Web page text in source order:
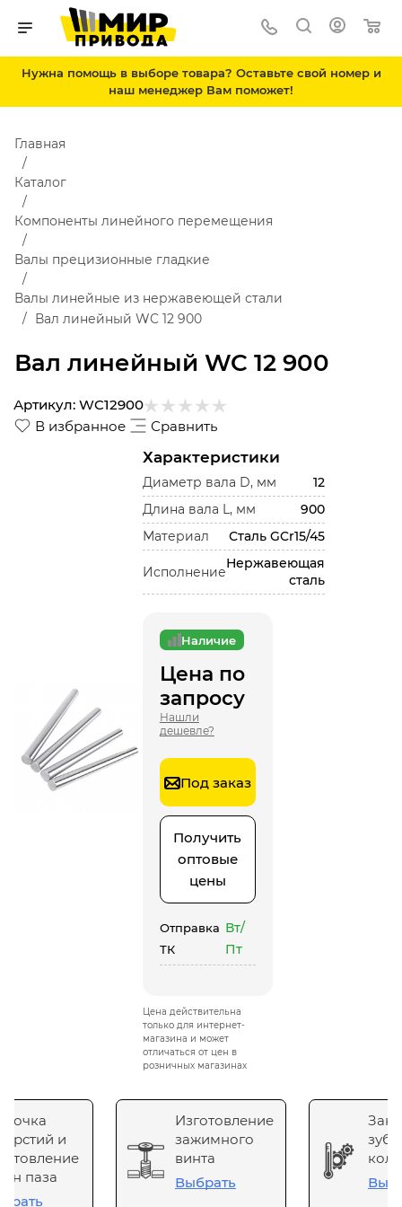
Нужна помощь в выборе товара? Оставьте свой номер и
наш менеджер Вам поможет!
Вал линейный WC 12 900
Главная
Каталог
Компоненты линейного перемещения
Валы прецизионные гладкие
Валы линейные из нержавеющей стали
Вал линейный WC 12 900
В избранное Сравнить
Артикул: WC12900
Характеристики
Диаметр вала D, мм
12
Длина вала L, мм
900
Материал
Сталь GCr15/45
Исполнение
Нержавеющая
сталь
Наличие
Цена по
запросу
Нашли
дешевле?
Под заказ
Получить
оптовые
цены
Отправка
ТК
Вт/
Пт
Цена действительна
только для интернет-
магазина и может
отличаться от цен в
розничных магазинах
и
паза
Изготовление
зажимного
винта
Выбрать